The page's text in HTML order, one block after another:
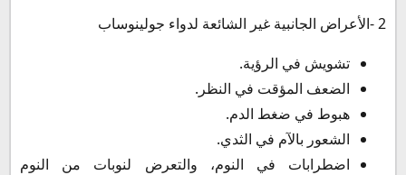
2 -الأعراض الجانبية غير الشائعة لدواء جولينوساب
تشويش في الرؤية.
الضعف المؤقت في النظر.
هبوط في ضغط الدم.
الشعور بالآم في الثدي.
اضطرابات في النوم، والتعرض لنوبات من النوم